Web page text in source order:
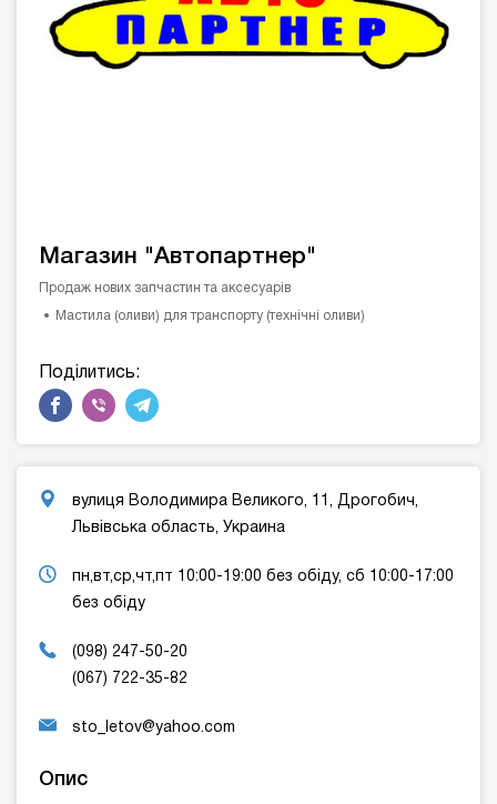
Магазин "Автопартнер"
Продаж нових запчастин та аксесуарів
Мастила (оливи) для транспорту (технічні оливи)
Поділитись:
вулиця Володимира Великого, 11, Дрогобич,
Львівська область, Украина
пн,вт,ср,чт,пт 10:00-19:00 без обіду, сб 10:00-17:00
без обіду
(098) 247-50-20
(067) 722-35-82
sto_letov@yahoo.com
Опис